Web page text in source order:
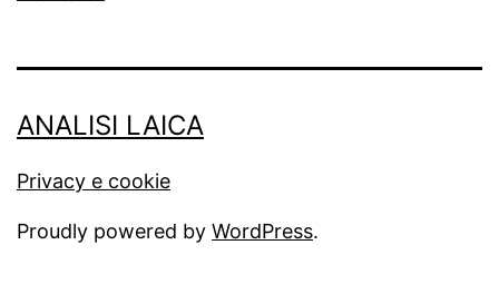
ANALISI LAICA
Privacy e cookie
Proudly powered by WordPress.